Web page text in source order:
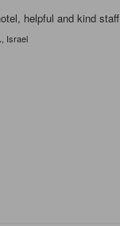
helpful and kind staff
, Israel